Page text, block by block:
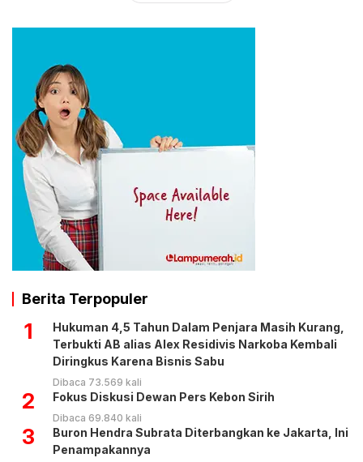
Berita Terpopuler
1
Hukuman 4,5 Tahun Dalam Penjara Masih Kurang,
Terbukti AB alias Alex Residivis Narkoba Kembali
Diringkus Karena Bisnis Sabu
Dibaca 73.569 kali
2 Fokus Diskusi Dewan Pers Kebon Sirih
Dibaca 69.840 kali
3
Buron Hendra Subrata Diterbangkan ke Jakarta, Ini
Penampakannya